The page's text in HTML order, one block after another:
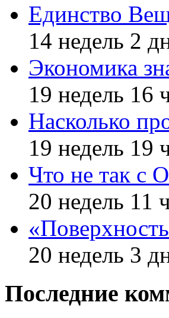
Единство
14 недель 2
Экономика
19 недель 16
Насколько
19 недель 19
Что не так с
20 недель 11
20 недель 3
Последние